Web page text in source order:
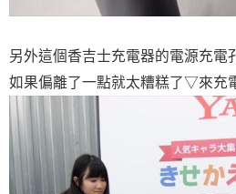
另外這個香吉士充電器的電源充
如果偏離了一點就太糟糕了▽來充